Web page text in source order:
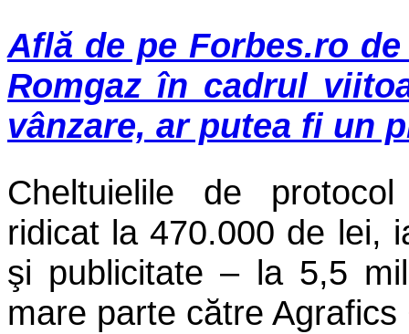
Află de pe Forbes.ro
Romgaz în cadrul
vânzare, ar putea fi un
Cheltuielile de
ridicat la 470.000 de lei,
şi publicitate – la 5,5
mare parte către